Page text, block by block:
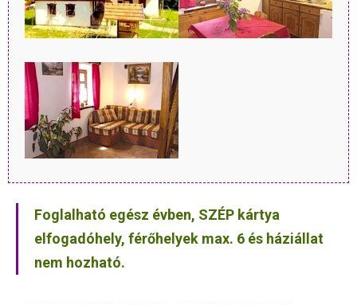
Foglalható egész évben, SZÉP kártya
elfogadóhely, férőhelyek max. 6 és háziállat
nem hozható.